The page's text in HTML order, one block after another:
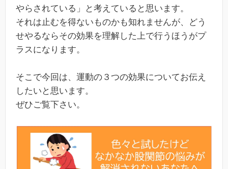
やらされている」と考えていると思います。
それは止むを得ないものかも知れませんが、どう
せやるならその効果を理解した上で行うほうがプ
ラスになります。
そこで今回は、運動の３つの効果についてお伝え
したいと思います。
ぜひご覧下さい。